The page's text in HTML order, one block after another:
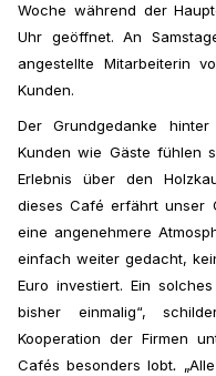
Woche während der
Uhr geöffnet. An
angestellte Mitarbeiterin
Kunden.
Der Grundgedanke
Kunden wie Gäste fühlen
Erlebnis über den
dieses Café erfährt unser
eine angenehmere
einfach weiter gedacht,
Euro investiert. Ein
bisher einmalig“,
Kooperation der Firmen
Cafés besonders lobt.